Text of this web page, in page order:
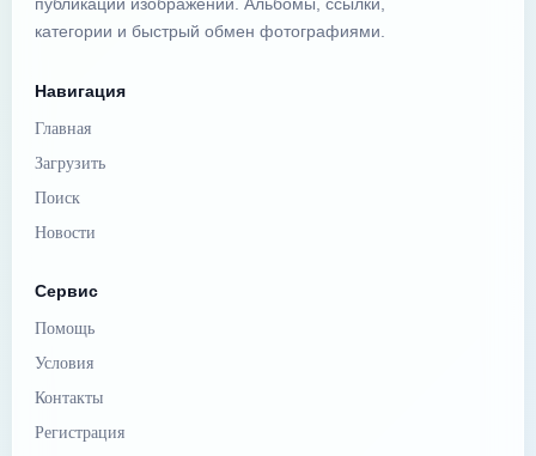
категории и быстрый обмен фотографиями.
Навигация
Главная
Загрузить
Поиск
Новости
Сервис
Помощь
Условия
Контакты
Регистрация